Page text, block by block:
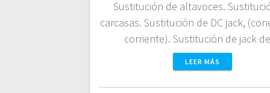
Sustitución de altavoces.
carcasas. Sustitución de DC jack,
corriente). Sustitución de jack
LEER MÁS